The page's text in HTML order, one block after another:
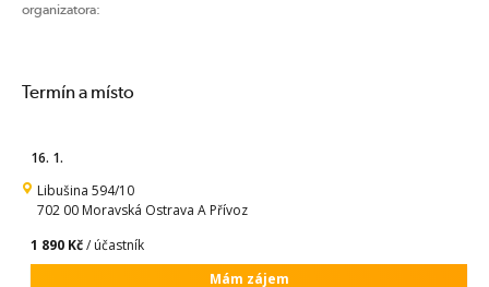
organizatora:
Termín a místo
16. 1.
Libušina 594/10
702 00 Moravská Ostrava A Přívoz
1 890 Kč/ účastník
Mám zájem